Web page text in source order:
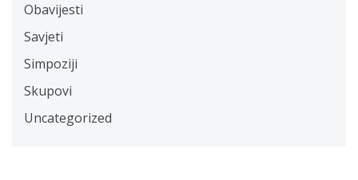
Obavijesti
Savjeti
Simpoziji
Skupovi
Uncategorized